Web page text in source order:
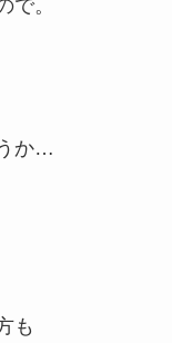
で。
か…
も